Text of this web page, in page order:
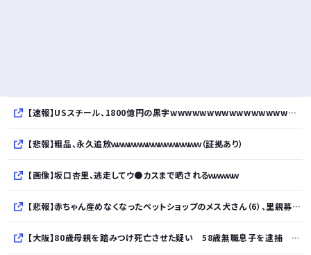
【速報】USスチール、1800億円の黒字wwwwwwwwwwwwwwwwwwwwwwww
【悲報】粗品、永久追放ｗｗｗｗｗｗｗｗｗｗｗｗｗｗｗ（証拠あり）
【画像】坂口杏里、逃走してウ●カスまで晒されるｗｗｗｗｗ
【悲報】赤ちゃん産めなくなったペットショップのメス犬さん（6）、里親募集されてしまう・・・・・・・・・
【大阪】80歳母親を踏みつけ死亡させた疑い 58歳無職息子を逮捕 13～14年前から2人暮らし「介護疲れで日常的に暴行」